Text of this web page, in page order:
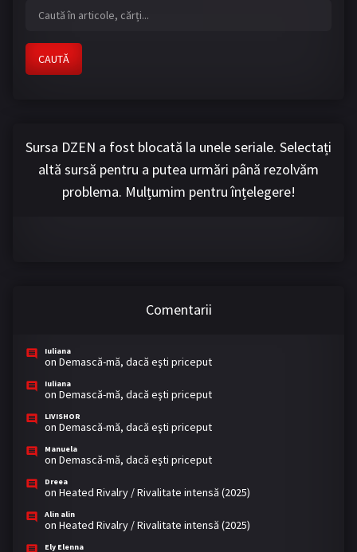
CAUTĂ
Sursa DZEN a fost blocată la unele seriale. Selectați
altă sursă pentru a putea urmări până rezolvăm
problema. Mulțumim pentru înțelegere!
Comentarii
Iuliana
on Demască-mă, dacă eşti priceput
Iuliana
on Demască-mă, dacă eşti priceput
LIVISHOR
on Demască-mă, dacă eşti priceput
Manuela
on Demască-mă, dacă eşti priceput
Dreea
on Heated Rivalry / Rivalitate intensă (2025)
Alin alin
on Heated Rivalry / Rivalitate intensă (2025)
Ely Elenna